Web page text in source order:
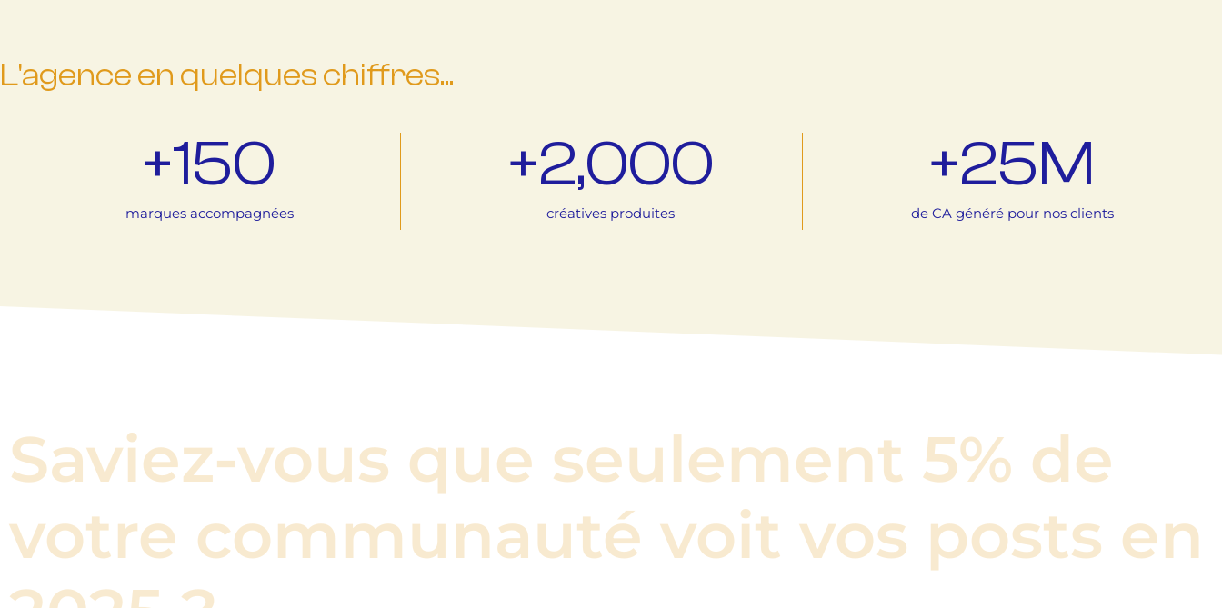
L'agence en quelques chiffres...
marques accompagnées
+150
créatives produites
+2,000
de CA généré pour nos clients
+25M
Saviez-vous que seulement 5% de
votre communauté voit vos posts en